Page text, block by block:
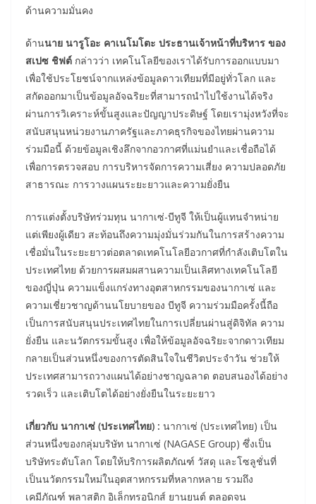
ด้านความมั่นคง
ด้านนาย นารูโอะ คาเนโมโตะ ประธานเจ้าหน้าที่บริหาร ของ
สเปซ ชิฟต์ กล่าวว่า เทคโนโลยีของเราได้รับการออกแบบมา
เพื่อใช้ประโยชน์จากแหล่งข้อมูลดาวเทียมที่มีอยู่ทั่วโลก และ
สกัดออกมาเป็นข้อมูลอัจฉริยะที่สามารถนำไปใช้งานได้จริง
ผ่านการวิเคราะห์ขั้นสูงและปัญญาประดิษฐ์ โดยเรามุ่งหวังที่จะ
สนับสนุนหน่วยงานภาครัฐและภาคธุรกิจของไทยผ่านความ
ร่วมมือนี้ ด้วยข้อมูลเชิงลึกจากอวกาศที่แม่นยำและเชื่อถือได้
เพื่อการตรวจสอบ การบริหารจัดการความเสี่ยง ความปลอดภัย
สาธารณะ การวางแผนระยะยาวและความยั่งยืน
การแต่งตั้งบริษัทร่วมทุน นากาเซ่-บีทูจี ให้เป็นผู้แทนจำหน่าย
แต่เพียงผู้เดียว สะท้อนถึงความมุ่งมั่นร่วมกันในการสร้างความ
เชื่อมั่นในระยะยาวต่อตลาดเทคโนโลยีอวกาศที่กำลังเติบโตใน
ประเทศไทย ด้วยการผสมผสานความเป็นเลิศทางเทคโนโลยี
ของญี่ปุ่น ความแข็งแกร่งทางอุตสาหกรรมของนากาเซ่ และ
ความเชี่ยวชาญด้านนโยบายของ บีทูจี ความร่วมมือครั้งนี้ถือ
เป็นการสนับสนุนประเทศไทยในการเปลี่ยนผ่านสู่ดิจิทัล ความ
ยั่งยืน และนวัตกรรมขั้นสูง เพื่อให้ข้อมูลอัจฉริยะจากดาวเทียม
กลายเป็นส่วนหนึ่งของการตัดสินใจในชีวิตประจำวัน ช่วยให้
ประเทศสามารถวางแผนได้อย่างชาญฉลาด ตอบสนองได้อย่าง
รวดเร็ว และเติบโตได้อย่างยั่งยืนในระยะยาว
เกี่ยวกับ นากาเซ่ (ประเทศไทย) : นากาเซ่ (ประเทศไทย) เป็น
ส่วนหนึ่งของกลุ่มบริษัท นากาเซ่ (NAGASE Group) ซึ่งเป็น
บริษัทระดับโลก โดยให้บริการผลิตภัณฑ์ วัสดุ และโซลูชั่นที่
เป็นนวัตกรรมใหม่ในอุตสาหกรรมที่หลากหลาย รวมถึง
เคมีภัณฑ์ พลาสติก อิเล็กทรอนิกส์ ยานยนต์ ตลอดจน